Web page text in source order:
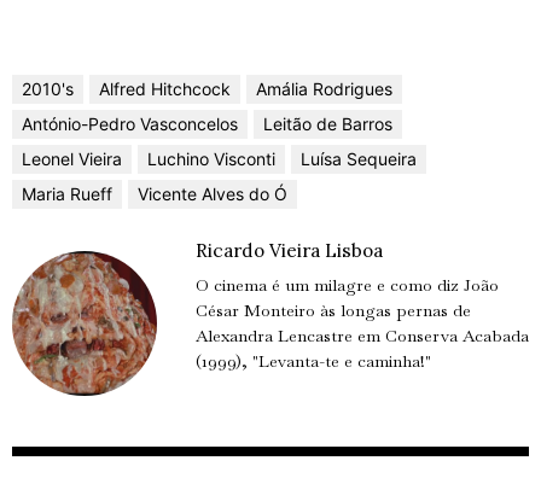
2010's Alfred Hitchcock
Amália Rodrigues
António-Pedro Vasconcelos
Leitão de Barros
Leonel Vieira
Luchino Visconti
Luísa Sequeira
Maria Rueff
Vicente Alves do Ó
Ricardo Vieira Lisboa
O cinema é um milagre e como diz João
César Monteiro às longas pernas de
Alexandra Lencastre em Conserva Acabada
(1999), "Levanta-te e caminha!"